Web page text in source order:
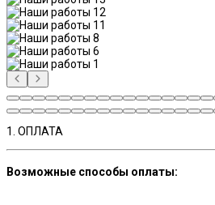
1. ОПЛАТА
Возможные способы оплаты: